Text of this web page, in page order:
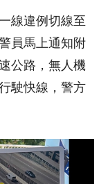
線違例切線至
員馬上通知附
公路，無人機
駛快線，警方